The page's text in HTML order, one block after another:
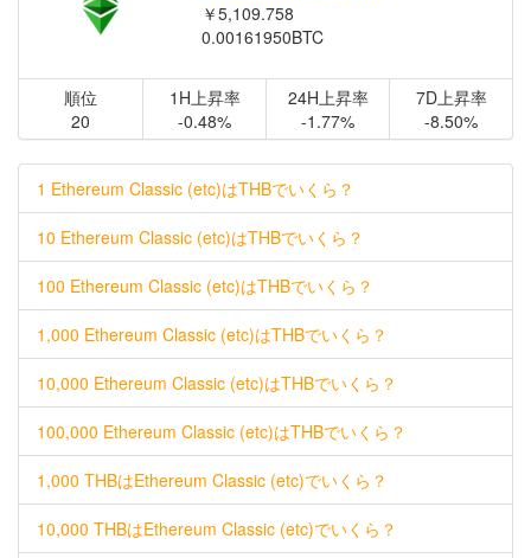
￥5,109.758
0.00161950BTC
順位
20
1H上昇率
-0.48%
24H上昇率
-1.77%
7D上昇率
-8.50%
1 Ethereum Classic (etc)はTHBでいくら？
10 Ethereum Classic (etc)はTHBでいくら？
100 Ethereum Classic (etc)はTHBでいくら？
1,000 Ethereum Classic (etc)はTHBでいくら？
10,000 Ethereum Classic (etc)はTHBでいくら？
100,000 Ethereum Classic (etc)はTHBでいくら？
1,000 THBはEthereum Classic (etc)でいくら？
10,000 THBはEthereum Classic (etc)でいくら？